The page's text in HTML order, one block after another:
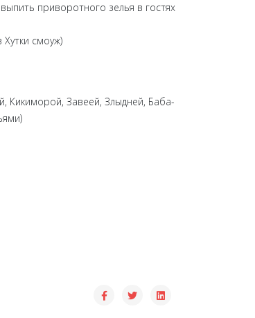
приворотного зелья в гостях
смоуж)
Кикиморой, Завеей, Злыдней, Баба-